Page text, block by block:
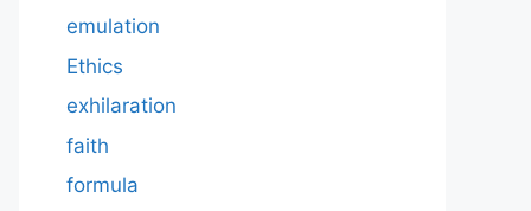
emulation
Ethics
exhilaration
faith
formula